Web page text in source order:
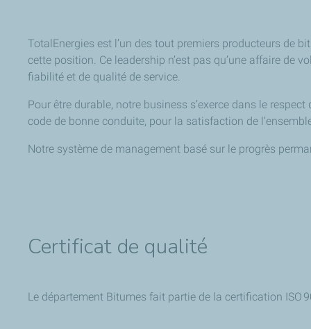
TotalEnergies est l’un des tout premiers producteurs de
cette position. Ce leadership n’est pas qu’une affaire de
fiabilité et de qualité de service.
Pour être durable, notre business s’exerce dans le
code de bonne conduite, pour la satisfaction de
Notre système de management basé sur le progrès
Certificat de qualité
Le département Bitumes fait partie de la certification ISO